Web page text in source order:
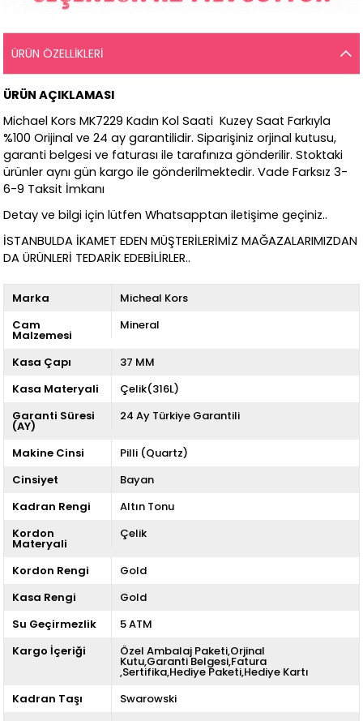
ÜRÜN ÖZELLIKLERI
ÜRÜN AÇIKLAMASI
Michael Kors MK7229 Kadın Kol Saati Kuzey Saat Farkıyla
%100 Orijinal ve 24 ay garantilidir. Siparişiniz orjinal kutusu,
garanti belgesi ve faturası ile tarafınıza gönderilir. Stoktaki
ürünler aynı gün kargo ile gönderilmektedir. Vade Farksız 3-
6-9 Taksit İmkanı
Detay ve bilgi için lütfen Whatsapptan iletişime geçiniz..
İSTANBULDA İKAMET EDEN MÜŞTERİLERİMİZ MAĞAZALARIMIZDAN
DA ÜRÜNLERİ TEDARİK EDEBİLİRLER..
Marka
Micheal Kors
Cam
Malzemesi
Mineral
Kasa Çapı
37 MM
Kasa Materyali
Çelik(316L)
Garanti Süresi
(AY)
24 Ay Türkiye Garantili
Makine Cinsi
Pilli (Quartz)
Cinsiyet
Bayan
Kadran Rengi
Altın Tonu
Kordon
Materyali
Çelik
Kordon Rengi
Gold
Kasa Rengi
Gold
Su Geçirmezlik
5 ATM
Kargo İçeriği
Özel Ambalaj Paketi,Orjinal
Kutu,Garanti Belgesi,Fatura
,Sertifika,Hediye Paketi,Hediye Kartı
Kadran Taşı
Swarowski